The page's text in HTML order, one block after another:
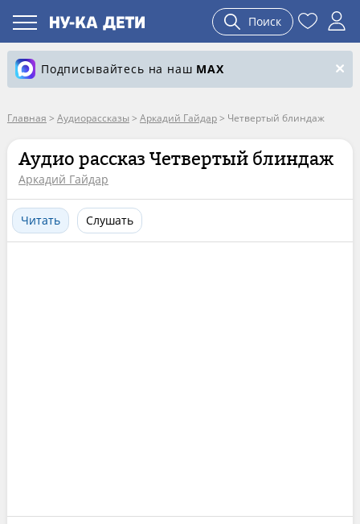
Поиск
Подписывайтесь на наш MAX
Главная > Аудиорассказы > Аркадий Гайдар> Четвертый блиндаж
Аудио рассказ Четвертый блиндаж
Аркадий Гайдар
Читать Слушать